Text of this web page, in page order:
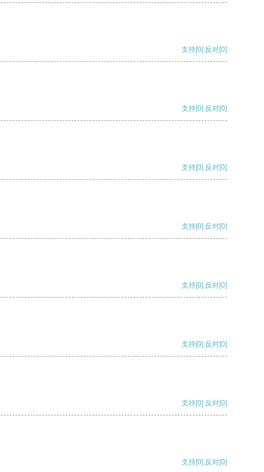
支持[0] 反对[0]
支持[0] 反对[0]
支持[0] 反对[0]
支持[0] 反对[0]
支持[0] 反对[0]
支持[0] 反对[0]
支持[0] 反对[0]
支持[0] 反对[0]